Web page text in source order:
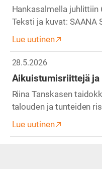
Hankasalmella
Teksti ja kuvat: SAANA
Lue uutinen
28.5.2026
Aikuistumisriittejä
Riina Tanskasen
talouden ja tunteiden
Lue uutinen